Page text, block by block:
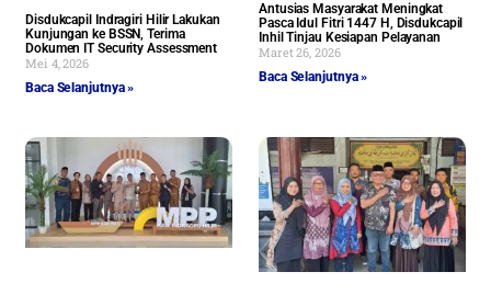
Disdukcapil Indragiri Hilir Lakukan
Kunjungan ke BSSN, Terima
Dokumen IT Security Assessment
Mei 4, 2026
Baca Selanjutnya »
Antusias Masyarakat Meningkat
Pasca Idul Fitri 1447 H, Disdukcapil
Inhil Tinjau Kesiapan Pelayanan
Maret 26, 2026
Baca Selanjutnya »